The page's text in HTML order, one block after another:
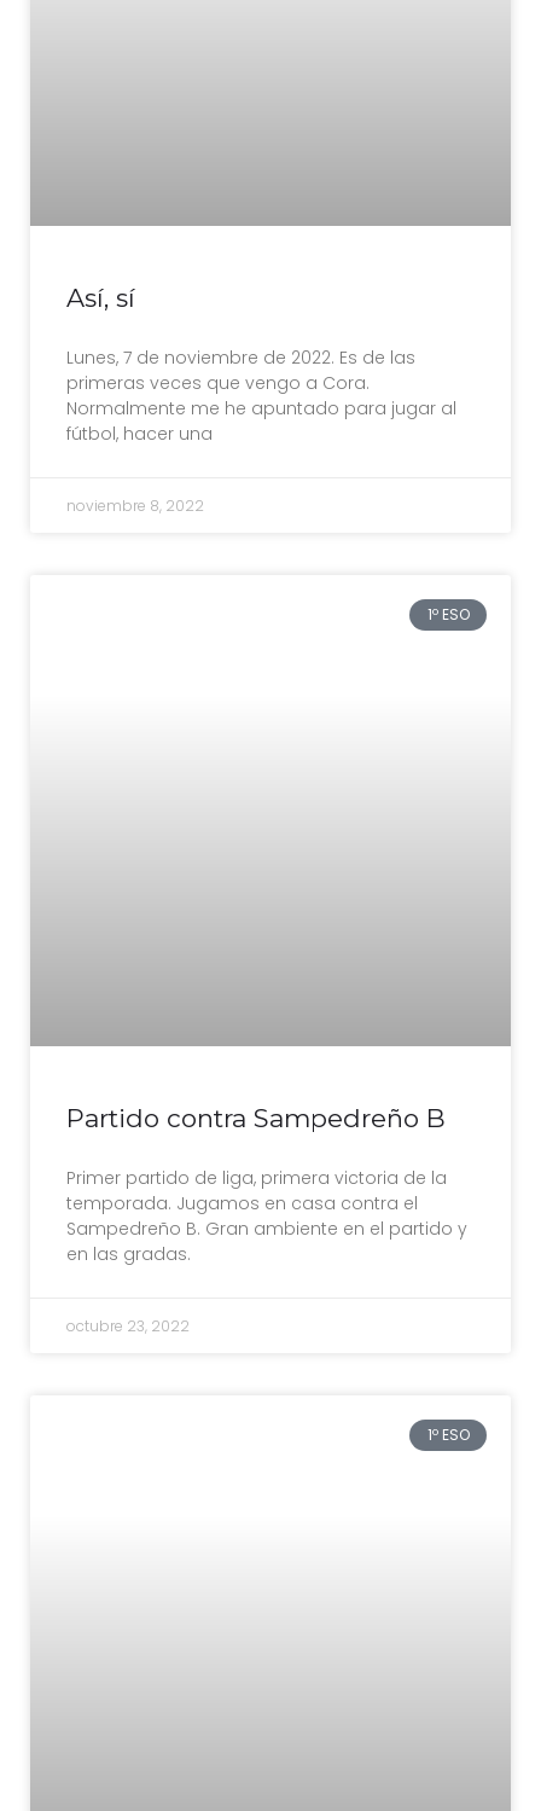
Así, sí
Lunes, 7 de noviembre de 2022. Es de las
primeras veces que vengo a Cora.
Normalmente me he apuntado para jugar al
fútbol, hacer una
noviembre 8, 2022
1º ESO
Partido contra Sampedreño B
Primer partido de liga, primera victoria de la
temporada. Jugamos en casa contra el
Sampedreño B. Gran ambiente en el partido y
en las gradas.
octubre 23, 2022
1º ESO